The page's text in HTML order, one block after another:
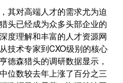
其对高端人才的需求尤为迫
头已经成为众多头部企业的
度理解和丰富的人才资源网
技术专家到CXO级别的核心
德森猎头的调研数据显示，
位数较去年上涨了百分之三